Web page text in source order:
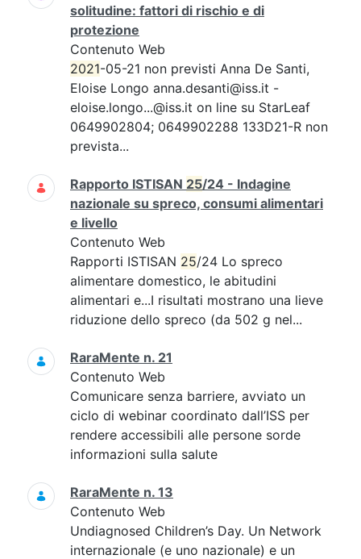
solitudine: fattori di rischio e di
protezione
Contenuto Web
2021-05-21 non previsti Anna De Santi,
Eloise Longo anna.desanti@iss.it -
eloise.longo...@iss.it on line su StarLeaf
0649902804; 0649902288 133D21-R non
prevista...
Rapporto ISTISAN 25/24 - Indagine
nazionale su spreco, consumi alimentari
e livello
Contenuto Web
Rapporti ISTISAN 25/24 Lo spreco
alimentare domestico, le abitudini
alimentari e...I risultati mostrano una lieve
riduzione dello spreco (da 502 g nel...
RaraMente n. 21
Contenuto Web
Comunicare senza barriere, avviato un
ciclo di webinar coordinato dall’ISS per
rendere accessibili alle persone sorde
informazioni sulla salute
RaraMente n. 13
Contenuto Web
Undiagnosed Children’s Day. Un Network
internazionale (e uno nazionale) e un